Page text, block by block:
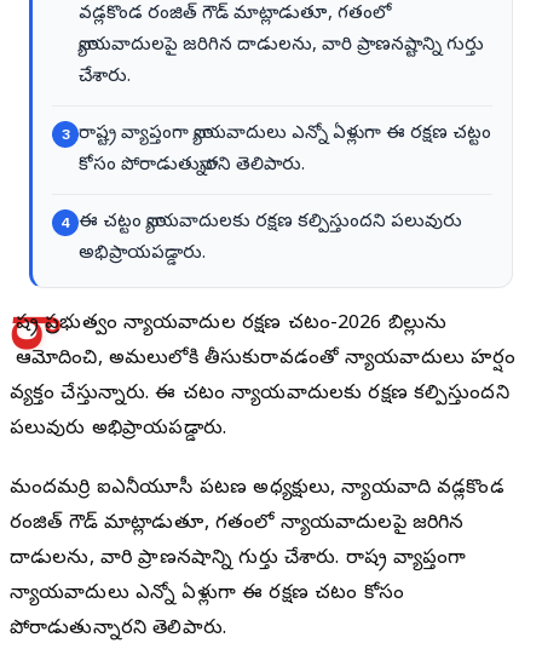
వడ్లకొండ రంజిత్ గౌడ్ మాట్లాడుతూ, గతంలో
న్యాయవాదులపై జరిగిన దాడులను, వారి ప్రాణనష్టాన్ని గుర్తు
చేశారు.
3 రాష్ట్ర వ్యాప్తంగా న్యాయవాదులు ఎన్నో ఏళ్లుగా ఈ రక్షణ చట్టం
కోసం పోరాడుతున్నారని తెలిపారు.
4 ఈ చట్టం న్యాయవాదులకు రక్షణ కల్పిస్తుందని పలువురు
అభిప్రాయపడ్డారు.
ష్ట్ర ప్రభుత్వం న్యాయవాదుల రక్షణ చట్టం-2026 బిల్లును
ఆమోదించి, అమలులోకి తీసుకురావడంతో న్యాయవాదులు హర్షం
వ్యక్తం చేస్తున్నారు. ఈ చట్టం న్యాయవాదులకు రక్షణ కల్పిస్తుందని
పలువురు అభిప్రాయపడ్డారు.
మందమర్రి ఐఎన్టీయూసీ పట్టణ అధ్యక్షులు, న్యాయవాది వడ్లకొండ
రంజిత్ గౌడ్ మాట్లాడుతూ, గతంలో న్యాయవాదులపై జరిగిన
దాడులను, వారి ప్రాణనష్టాన్ని గుర్తు చేశారు. రాష్ట్ర వ్యాప్తంగా
న్యాయవాదులు ఎన్నో ఏళ్లుగా ఈ రక్షణ చట్టం కోసం
పోరాడుతున్నారని తెలిపారు.